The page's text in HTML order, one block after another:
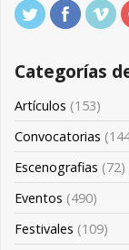
Categorías
Artículos (153)
Convocatorias
Escenografias (72)
Eventos (490)
Festivales (109)